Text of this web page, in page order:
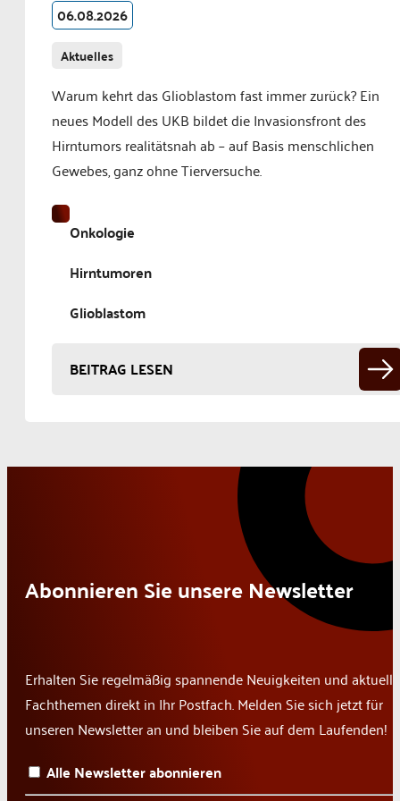
06.08.2026
Aktuelles
Warum kehrt das Glioblastom fast immer zurück? Ein
neues Modell des UKB bildet die Invasionsfront des
Hirntumors realitätsnah ab – auf Basis menschlichen
Gewebes, ganz ohne Tierversuche.
Onkologie
Hirntumoren
Glioblastom
BEITRAG LESEN
Abonnieren Sie unsere Newsletter
Erhalten Sie regelmäßig spannende Neuigkeiten und aktuelle
Fachthemen direkt in Ihr Postfach. Melden Sie sich jetzt für
unseren Newsletter an und bleiben Sie auf dem Laufenden!
Alle Newsletter abonnieren